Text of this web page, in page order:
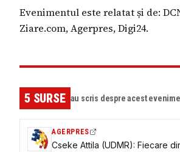
Evenimentul este relatat și de:
Ziare.com, Agerpres, Digi24.
5SURSE au scris despre acest
AGERPRES
Cseke Attila (UDMR): Fiecare